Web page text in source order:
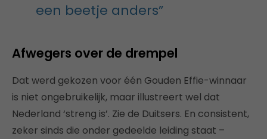
een beetje anders”
Afwegers over de drempel
Dat werd gekozen voor één Gouden Effie-winnaar
is niet ongebruikelijk, maar illustreert wel dat
Nederland ‘streng is’. Zie de Duitsers. En consistent,
zeker sinds die onder gedeelde leiding staat –